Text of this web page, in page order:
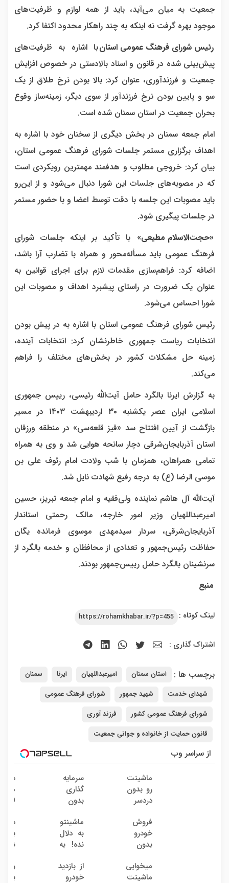
جمعیت به میان می‌آید، باید از همه لوازم و ظرفیت‌های
موجود بهره گرفت نه اینکه به چند راهکار محدود اکتفا کرد.
رئیس شورای فرهنگ عمومی استانبا اشاره به ظرفیت‌های
پیش‌بینی شده در قانون و اسناد بالادستی در خصوص افزایش
جمعیت و فرزندآوری، عنوان کرد: بالا بودن نرخ طلاق از یک
سو و پایین بودن نرخ فرزندآور از سوی دیگر، زمینه‌ساز وقوع
بحران جمعیت در استان سمنان شده است.
امام جمعه سمنان در بخش دیگری از سخنان خود با اشاره به
اهداف برگزاری مستمر جلسات شورای فرهنگ عمومی استان،
بیان کرد: خروجی مطلوب و هدفمند مهمترین رویکردی است
که در مصوبه‌های جلسات این شورا دنبال می‌شود و از این‌رو
باید مصوبات این جلسه با دقت توسط اعضا و با حضور مستمر
در جلسات پیگیری شود.
«حجت‌الاسلام مطیعی» با تأکید بر اینکه جلسات شورای
فرهنگ عمومی باید مسأله‌محور و همراه با تضارب آرا باشد،
اضافه کرد: فراهم‌سازی مقدمات لازم برای اجرای قوانین به
عنوان یک ضرورت در راستای پیشبرد اهداف و مصوبات این
شورا احساس می‌شود.
رئیس شورای فرهنگ عمومی استان با اشاره به در پیش بودن
انتخابات ریاست جمهوری خاطرنشان کرد: انتخابات آینده،
زمینه‌ حل مشکلات کشور در بخش‌های مختلف را فراهم
می‌کند.
به گزارش ایرنا بالگرد حامل آیت‌الله رئیسی، رییس‌ جمهوری
اسلامی ایران عصر یکشنبه ۳۰ اردیبهشت ۱۴۰۳ در مسیر
بازگشت از آیین افتتاح سد «قیز قلعه‌سی» در منطقه ورزقان
استان آذربایجان‌شرقی دچار سانحه هوایی شد و وی به همراه
تمامی همراهان، همزمان با شب ولادت امام رئوف علی بن
موسی الرضا (ع) به درجه رفیع شهادت نایل شد.
آیت‌الله آل هاشم نماینده ولی‌فقیه و امام جمعه تبریز، حسین
امیرعبداللهیان وزیر امور خارجه، مالک رحمتی استاندار
آذربایجان‌شرقی، سردار سیدمهدی موسوی فرمانده یگان
حفاظت رئیس‌جمهور و تعدادی از محافظان و خدمه بالگرد از
سرنشینان بالگرد حامل رییس‌جمهور بودند.
منبع
لینک کوتاه : https://rohamkhabar.ir/?p=455
اشتراک گذاری :
برچسب ها : استان سمنان امیرعبداللهیان ایرنا
سمنان
شهدای خدمت
شهید جمهور
شورای فرهنگ عمومی
شورای فرهنگ عمومی کشور
فرزند آوری
قانون حمایت از خانواده و جوانی جمعیت
از سراسر وب
ماشینت
رو بدون
دردسر
| بدون
کمسیون
سرمایه
گذاری
بدون
با سود
38
درصد
360
فروش
خودرو
بدون
ماشینتو
به دلال
نده! به
کننده
بفروش!
به
میخوایی
ماشینت
از بازدید
خودرو